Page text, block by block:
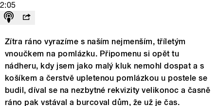
2:05
Zítra ráno vyrazíme s naším nejmenším, tříletým
vnoučkem na pomlázku. Připomenu si opět tu
nádheru, kdy jsem jako malý kluk nemohl dospat a s
košíkem a čerstvě upletenou pomlázkou u postele se
budil, díval se na nezbytné rekvizity velikonoc a časně
ráno pak vstával a burcoval dům, že už je čas.